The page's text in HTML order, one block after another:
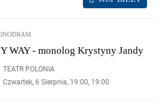
WAY - monolog Krystyny Jandy
TEATR POLONIA
Czwartek, 6 Sierpnia, 19:00, 19:00